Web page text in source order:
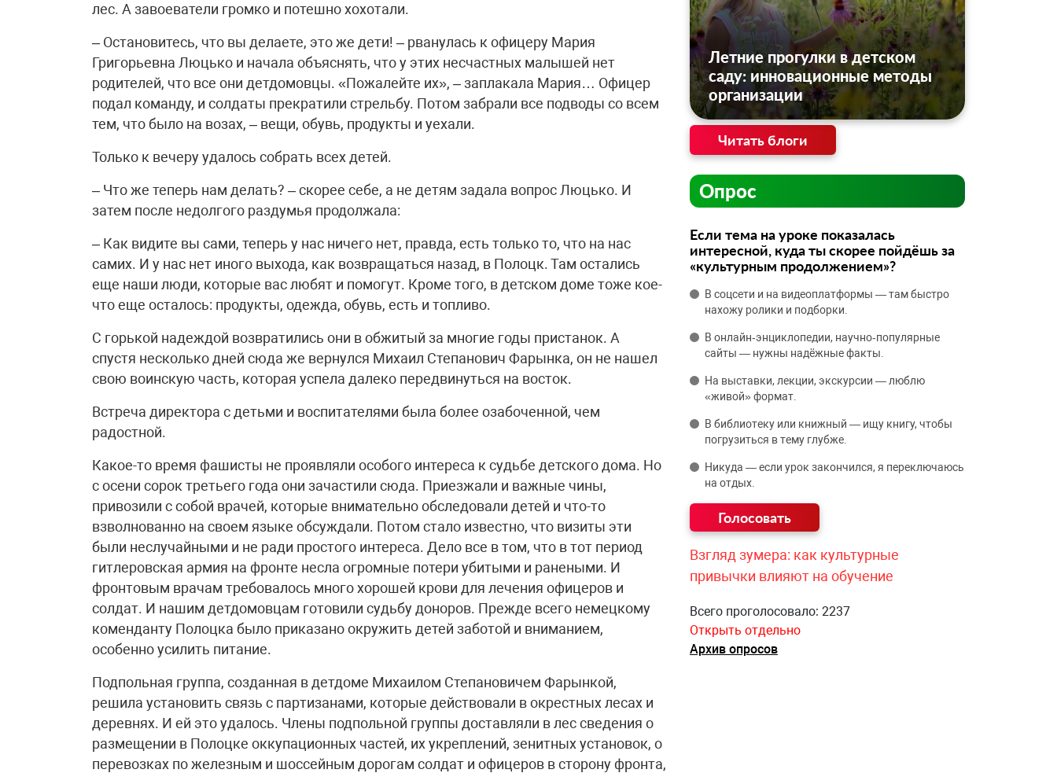
лес. А завоеватели громко и потешно хохотали.
– Остановитесь, что вы делаете, это же дети! – рванулась к офицеру Мария
Григорьевна Люцько и начала объяснять, что у этих несчастных малышей нет
родителей, что все они детдомовцы. «Пожалейте их», – заплакала Мария… Офицер
подал команду, и солдаты прекратили стрельбу. Потом забрали все подводы со всем
тем, что было на возах, – вещи, обувь, продукты и уехали.
Только к вечеру удалось собрать всех детей.
– Что же теперь нам делать? – скорее себе, а не детям задала вопрос Люцько. И
затем после недолгого раздумья продолжала:
– Как видите вы сами, теперь у нас ничего нет, правда, есть только то, что на нас
самих. И у нас нет иного выхода, как возвращаться назад, в Полоцк. Там остались
еще наши люди, которые вас любят и помогут. Кроме того, в детском доме тоже кое-
что еще осталось: продукты, одежда, обувь, есть и топливо.
С горькой надеждой возвратились они в обжитый за многие годы пристанок. А
спустя несколько дней сюда же вернулся Михаил Степанович Фарынка, он не нашел
свою воинскую часть, которая успела далеко передвинуться на восток.
Встреча директора с детьми и воспитателями была более озабоченной, чем
радостной.
Какое-то время фашисты не проявляли особого интереса к судьбе детского дома. Но
с осени сорок третьего года они зачастили сюда. Приезжали и важные чины,
привозили с собой врачей, которые внимательно обследовали детей и что-то
взволнованно на своем языке обсуждали. Потом стало известно, что визиты эти
были неслучайными и не ради простого интереса. Дело все в том, что в тот период
гитлеровская армия на фронте несла огромные потери убитыми и ранеными. И
фронтовым врачам требовалось много хорошей крови для лечения офицеров и
солдат. И нашим детдомовцам готовили судьбу доноров. Прежде всего немецкому
коменданту Полоцка было приказано окружить детей заботой и вниманием,
особенно усилить питание.
Подпольная группа, созданная в детдоме Михаилом Степановичем Фарынкой,
решила установить связь с партизанами, которые действовали в окрестных лесах и
деревнях. И ей это удалось. Члены подпольной группы доставляли в лес сведения о
размещении в Полоцке оккупационных частей, их укреплений, зенитных установок, о
перевозках по железным и шоссейным дорогам солдат и офицеров в сторону фронта,
Летние прогулки в детском
саду: инновационные методы
организации
Читать блоги
Опрос
Если тема на уроке показалась
интересной, куда ты скорее пойдёшь за
«культурным продолжением»?
В соцсети и на видеоплатформы — там быстро
нахожу ролики и подборки.
В онлайн‑энциклопедии, научно‑популярные
сайты — нужны надёжные факты.
На выставки, лекции, экскурсии — люблю
«живой» формат.
В библиотеку или книжный — ищу книгу, чтобы
погрузиться в тему глубже.
Никуда — если урок закончился, я переключаюсь
на отдых.
Взгляд зумера: как культурные
привычки влияют на обучение
Всего проголосовало: 2237
Открыть отдельно
Архив опросов